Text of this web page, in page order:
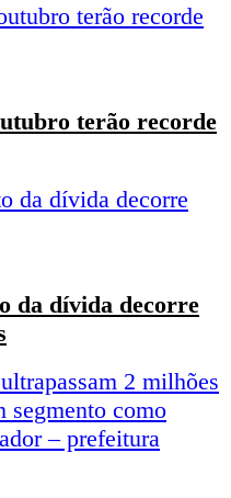
terão recorde
da dívida decorre